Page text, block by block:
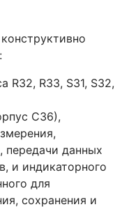
R32, R33, S31, S32,
С36),
передачи данных
и индикаторного
для
сохранения и